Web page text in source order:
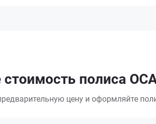
стоимость полиса
цену и оформляйте